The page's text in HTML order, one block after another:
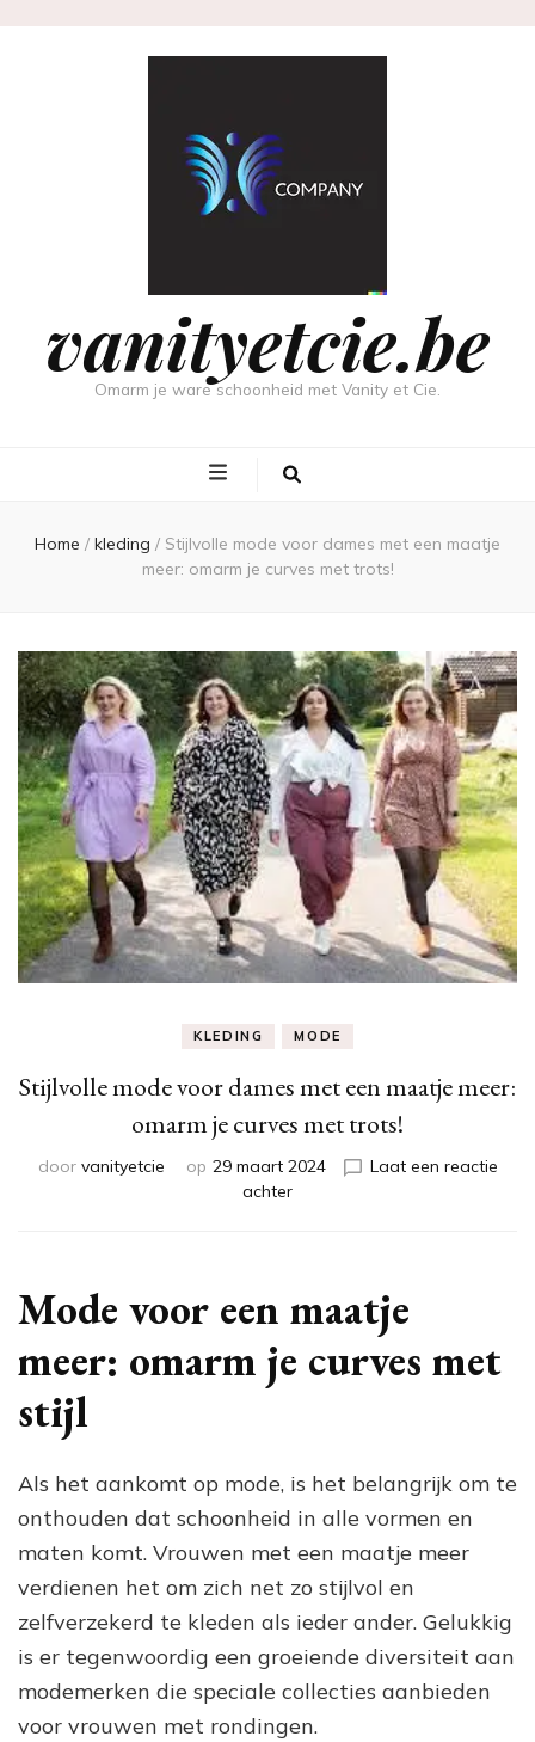
vanityetcie.be
Omarm je ware schoonheid met Vanity et Cie.
Home / kleding / Stijlvolle mode voor dames met een maatje
meer: omarm je curves met trots!
KLEDING MODE
Stijlvolle mode voor dames met een maatje meer:
omarm je curves met trots!
door vanityetcie op 29 maart 2024
Laat een reactie
achterop
met
maatje
met
trots!
Mode voor een maatje
meer: omarm je curves met
stijl
Als het aankomt op mode, is het belangrijk om te
onthouden dat schoonheid in alle vormen en
maten komt. Vrouwen met een maatje meer
verdienen het om zich net zo stijlvol en
zelfverzekerd te kleden als ieder ander. Gelukkig
is er tegenwoordig een groeiende diversiteit aan
modemerken die speciale collecties aanbieden
voor vrouwen met rondingen.